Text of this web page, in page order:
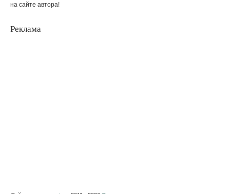
на сайте автора!
Реклама